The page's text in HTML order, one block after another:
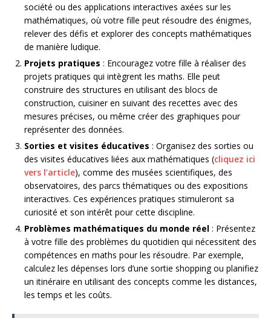
société ou des applications interactives axées sur les
mathématiques, où votre fille peut résoudre des énigmes,
relever des défis et explorer des concepts mathématiques
de manière ludique.
Projets pratiques : Encouragez votre fille à réaliser des
projets pratiques qui intègrent les maths. Elle peut
construire des structures en utilisant des blocs de
construction, cuisiner en suivant des recettes avec des
mesures précises, ou même créer des graphiques pour
représenter des données.
Sorties et visites éducatives : Organisez des sorties ou
des visites éducatives liées aux mathématiques (cliquez ici
vers l’article), comme des musées scientifiques, des
observatoires, des parcs thématiques ou des expositions
interactives. Ces expériences pratiques stimuleront sa
curiosité et son intérêt pour cette discipline.
Problèmes mathématiques du monde réel : Présentez
à votre fille des problèmes du quotidien qui nécessitent des
compétences en maths pour les résoudre. Par exemple,
calculez les dépenses lors d’une sortie shopping ou planifiez
un itinéraire en utilisant des concepts comme les distances,
les temps et les coûts.